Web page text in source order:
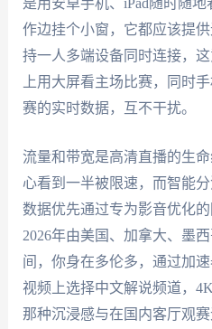
作边挂个小窗，它都应该提供
持一人多端设备同时连接，
上用大屏看主场比赛，同时
赛的实时数据，互不干扰。
流量和带宽是高清直播的生
心看到一半被限速，而智能
数据优先通过专为影音优化
2026年由美国、加拿大、墨
间，你身在多伦多，通过加
视频上选择中文解说频道，
那种沉浸感与在国内客厅观